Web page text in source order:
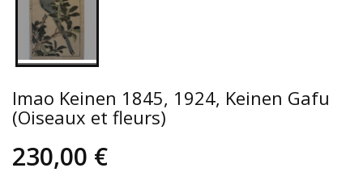
Imao Keinen 1845, 1924, Keinen Gafu
(Oiseaux et fleurs)
230,00 €